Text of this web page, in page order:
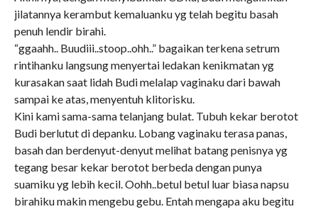
jilatannya kerambut kemaluanku yg telah begitu basah
penuh lendir birahi.
“ggaahh.. Buudiii..stoop..ohh..” bagaikan terkena setrum
rintihanku langsung menyertai ledakan kenikmatan yg
kurasakan saat lidah Budi melalap vaginaku dari bawah
sampai ke atas, menyentuh klitorisku.
Kini kami sama-sama telanjang bulat. Tubuh kekar berotot
Budi berlutut di depanku. Lobang vaginaku terasa panas,
basah dan berdenyut-denyut melihat batang penisnya yg
tegang besar kekar berotot berbeda dengan punya
suamiku yg lebih kecil. Oohh..betul betul luar biasa napsu
birahiku makin mengebu gebu. Entah mengapa aku begitu